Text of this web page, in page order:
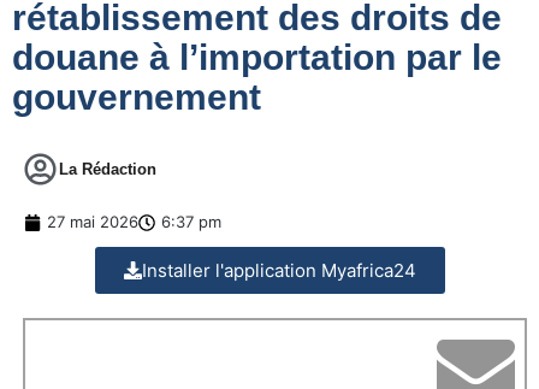
rétablissement des droits de
douane à l’importation par le
gouvernement
La Rédaction
27 mai 2026 6:37 pm
Installer l'application Myafrica24